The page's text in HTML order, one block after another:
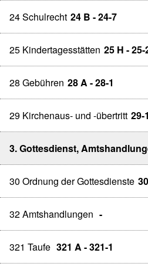
24 Schulrecht 24 B - 24-7
25 Kindertagesstätten 25 H - 25-
28 Gebühren 28 A - 28-1
29 Kirchenaus- und -übertritt 29-
3. Gottesdienst,
30 Ordnung der Gottesdienste
32 Amtshandlungen -
321 Taufe 321 A - 321-1